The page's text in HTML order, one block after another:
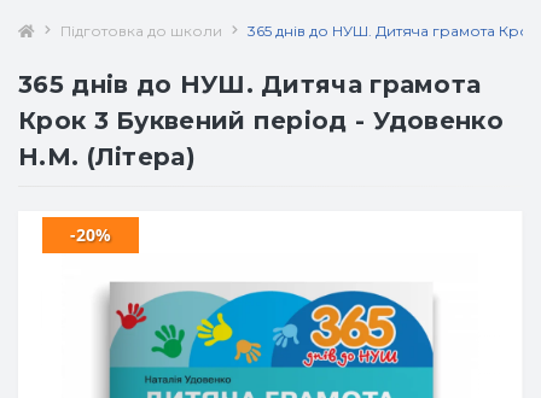
Підготовка до школи 365 днів до НУШ. Дитяча грамота
365 днів до НУШ. Дитяча грамота
Крок 3 Буквений період - Удовенко
Н.М. (Літера)
-20%